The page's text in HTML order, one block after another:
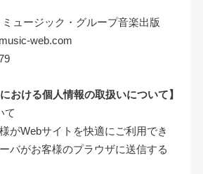
ュージック・グループ音楽出版
web.com
おける個人情報の取扱いについて】
て
がWebサイトを快適にご利用でき
バがお客様のプラウザに送信する